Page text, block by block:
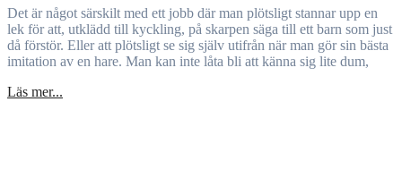
Det är något särskilt med ett jobb där man plötsligt stannar upp en
lek för att, utklädd till kyckling, på skarpen säga till ett barn som just
då förstör. Eller att plötsligt se sig själv utifrån när man gör sin bästa
imitation av en hare. Man kan inte låta bli att känna sig lite dum,
Läs mer...